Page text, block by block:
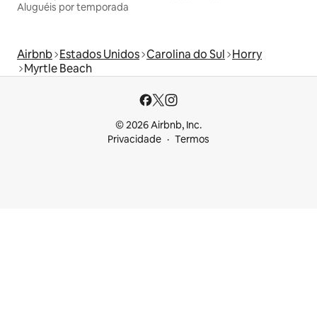
Aluguéis por temporada
Airbnb Estados Unidos Carolina do Sul Horry
Myrtle Beach
© 2026 Airbnb, Inc.
Privacidade
Termos